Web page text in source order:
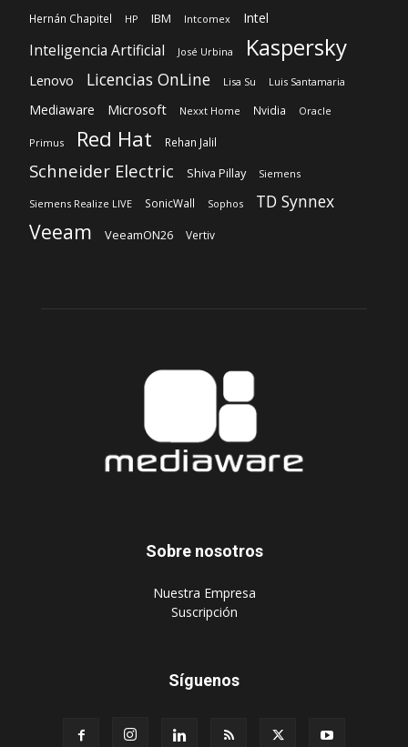
Hernán Chapitel HP IBM Intcomex Intel
Inteligencia Artificial José Urbina Kaspersky
Lenovo Licencias OnLine Lisa Su Luis Santamaria
Mediaware Microsoft Nexxt Home Nvidia Oracle
Primus Red Hat Rehan Jalil
Schneider Electric Shiva Pillay Siemens
Siemens Realize LIVE SonicWall Sophos TD Synnex
Veeam VeeamON26 Vertiv
Sobre nosotros
‎Nuestra Empresa
‎Suscripción
Síguenos